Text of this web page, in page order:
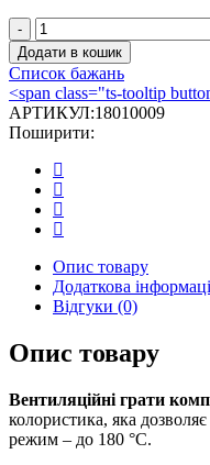
Вентиляційна
решітка
для
каміна
Darco
K1,
135х195
мм,
мідь
антична
кількість
Додати в кошик
Список бажань
<span class="ts-tooltip
АРТИКУЛ:18010009
Поширити:
Опис товару
Додаткова
Відгуки (0)
Опис товару
Вентиляційні грати
колористика, яка
режим – до 180 °С.